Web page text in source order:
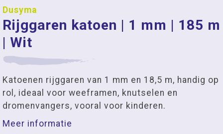
Dusyma
Rijggaren katoen | 1 mm | 185 m
| Wit
Katoenen rijggaren van 1 mm en 18,5 m, handig op
rol, ideaal voor weeframen, knutselen en
dromenvangers, vooral voor kinderen.
Meer informatie